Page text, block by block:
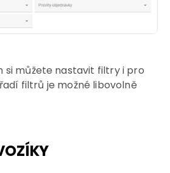
si můžete nastavit filtry i pro
filtrů je možné libovolně